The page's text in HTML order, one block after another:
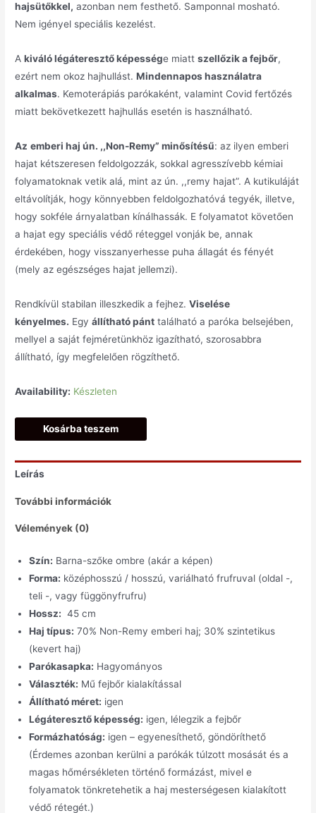
hajsütőkkel, azonban nem festhető. Samponnal mosható.
Nem igényel speciális kezelést.
Akiváló légáteresztő képessége miattszellőzik a fejbőr,
ezért nem okoz hajhullást.Mindennapos használatra
alkalmas. Kemoterápiás parókaként, valamint Covid fertőzés
miatt bekövetkezett hajhullás esetén is használható.
Az emberi haj ún. ,,Non-Remy” minősítésű: az ilyen emberi
hajat kétszeresen feldolgozzák, sokkal agresszívebb kémiai
folyamatoknak vetik alá, mint az ún. ,,remy hajat”. A kutikuláját
eltávolítják, hogy könnyebben feldolgozhatóvá tegyék, illetve,
hogy sokféle árnyalatban kínálhassák. E folyamatot követően
a hajat egy speciális védő réteggel vonják be, annak
érdekében, hogy visszanyerhesse puha állagát és fényét
(mely az egészséges hajat jellemzi).
Rendkívül stabilan illeszkedik a fejhez.Viselése
kényelmes. Egyállítható pánt található a paróka belsejében,
mellyel a saját fejméretünkhöz igazítható, szorosabbra
állítható, így megfelelően rögzíthető.
Availability: Készleten
Kosárba teszem
Leírás
További információk
Vélemények (0)
Szín: Barna-szőke ombre (akár a képen)
Forma: középhosszú / hosszú, variálható frufruval (oldal -,
teli -, vagy függönyfrufru)
Hossz: 45 cm
Haj típus: 70% Non-Remy emberi haj; 30% szintetikus
(kevert haj)
Parókasapka: Hagyományos
Választék: Mű fejbőr kialakítással
Állítható méret: igen
Légáteresztő képesség: igen, lélegzik a fejbőr
Formázhatóság: igen – egyenesíthető, göndöríthető
(Érdemes azonban kerülni a parókák túlzott mosását és a
magas hőmérsékleten történő formázást, mivel e
folyamatok tönkretehetik a haj mesterségesen kialakított
védő rétegét.)